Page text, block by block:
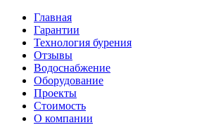
Главная
Гарантии
Технология бурения
Отзывы
Водоснабжение
Оборудование
Проекты
Стоимость
О компании